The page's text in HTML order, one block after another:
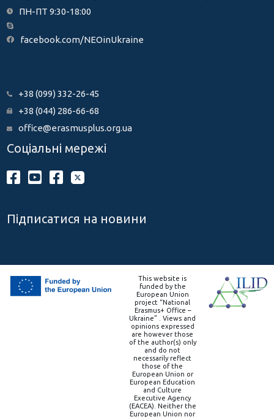
ПН-ПТ 9:30-18:00
facebook.com/NEOinUkraine
+38 (099) 332-26-45
+38 (044) 286-66-68
office@erasmusplus.org.ua
Соціальні мережі
Підписатися на новини
This website is
funded by the
European Union
project “National
Erasmus+ Office –
Ukraine” . Views and
opinions expressed
are however those
of the author(s) only
and do not
necessarily reflect
those of the
European Union or
European Education
and Culture
Executive Agency
(EACEA). Neither the
European Union nor